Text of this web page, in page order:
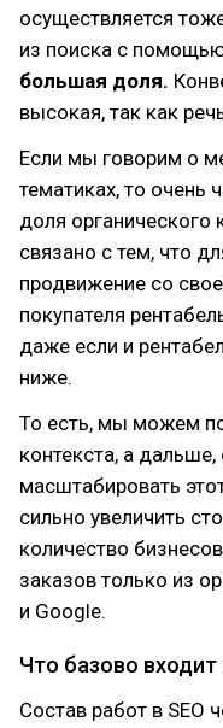
осуществляется
из поиска с
большая доля.
высокая, так как
Если мы говорим о
тематиках, то очень
доля
связано с тем, что
продвижение со
покупателя
даже если и
ниже.
То есть, мы можем
контекста, а
масштабировать
сильно увеличить
количество
заказов только из
и Google.
Что базово входит
Состав работ в SEO